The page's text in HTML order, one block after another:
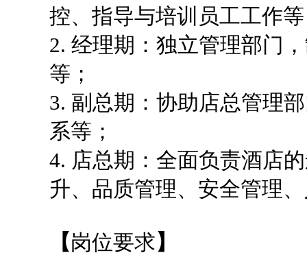
控、指导与培训员工工作
2. 经理期：独立管理部门
等；
3. 副总期：协助店总管理
系等；
4. 店总期：全面负责酒店
升、品质管理、安全管理
【岗位要求】